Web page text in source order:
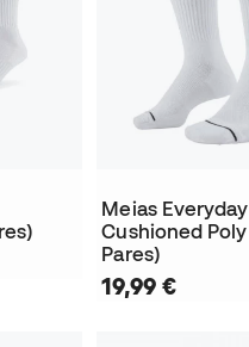
Meias Everyday
Cushioned
Pares)
19,99 €